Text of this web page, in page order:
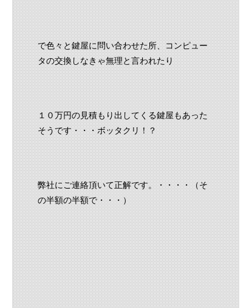
で色々と鍵屋に問い合わせた所、コンピュー
タの交換しなきゃ無理と言われたり
１０万円の見積もり出してくる鍵屋もあった
そうです・・・ボッタクリ！？
弊社にご連絡頂いて正解です。・・・・（そ
の半額の半額で・・・）